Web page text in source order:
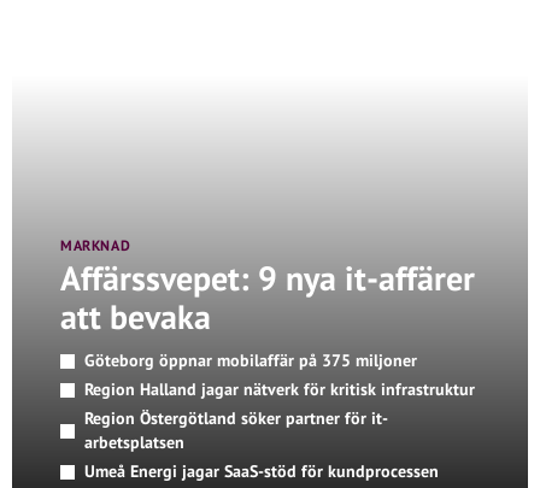
MARKNAD
Affärssvepet: 9 nya it-affärer
att bevaka
Göteborg öppnar mobilaffär på 375 miljoner
Region Halland jagar nätverk för kritisk infrastruktur
Region Östergötland söker partner för it-
arbetsplatsen
Umeå Energi jagar SaaS-stöd för kundprocessen